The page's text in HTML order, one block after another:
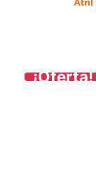
Atril
¡Oferta!